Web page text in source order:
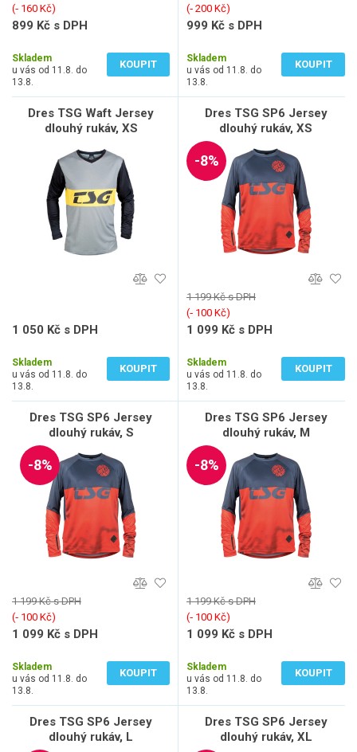
(‐ 160 Kč)
899 Kč s DPH
Skladem
u vás od 11.8. do
13.8.
KOUPIT
(‐ 200 Kč)
999 Kč s DPH
Skladem
u vás od 11.8. do
13.8.
KOUPIT
Dres TSG Waft Jersey
dlouhý rukáv, XS
1 050 Kč s DPH
Skladem
u vás od 11.8. do
13.8.
KOUPIT
Dres TSG SP6 Jersey
dlouhý rukáv, XS
-8%
1 199 Kč s DPH
(‐ 100 Kč)
1 099 Kč s DPH
Skladem
u vás od 11.8. do
13.8.
KOUPIT
Dres TSG SP6 Jersey
dlouhý rukáv, S
-8%
1 199 Kč s DPH
(‐ 100 Kč)
1 099 Kč s DPH
Skladem
u vás od 11.8. do
13.8.
KOUPIT
Dres TSG SP6 Jersey
dlouhý rukáv, M
-8%
1 199 Kč s DPH
(‐ 100 Kč)
1 099 Kč s DPH
Skladem
u vás od 11.8. do
13.8.
KOUPIT
Dres TSG SP6 Jersey
dlouhý rukáv, L
Dres TSG SP6 Jersey
dlouhý rukáv, XL